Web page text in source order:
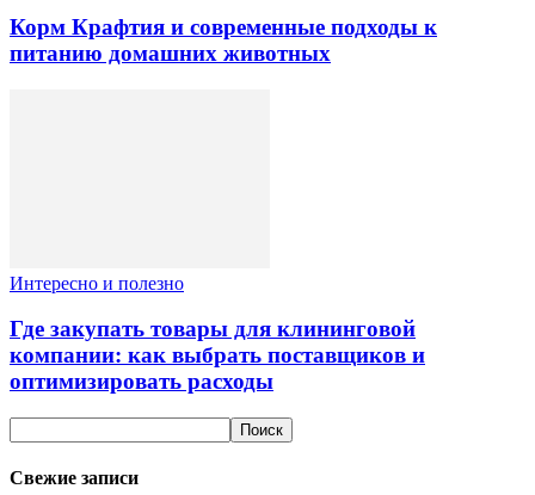
Корм Крафтия и современные подходы к
питанию домашних животных
Интересно и полезно
Где закупать товары для клининговой
компании: как выбрать поставщиков и
оптимизировать расходы
Свежие записи